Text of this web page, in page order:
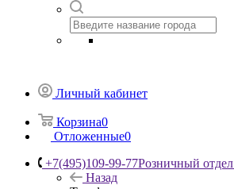
Личный кабинет
Корзина0
Отложенные0
+7(495)109-99-77Розничный отдел
Назад